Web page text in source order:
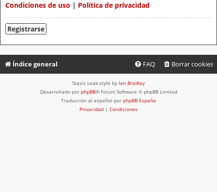
Condiciones de uso | Política de privacidad
Registrarse
Índice general Borrar cookies
FAQ
Stasis Leak style by Ian Bradley
Desarrollado por phpBB® Forum Software © phpBB Limited
Traducción al español por phpBB España
Privacidad | Condiciones